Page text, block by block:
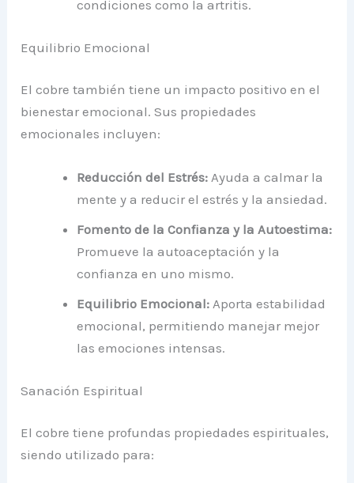
condiciones como la artritis.
Equilibrio Emocional
El cobre también tiene un impacto positivo en el
bienestar emocional. Sus propiedades
emocionales incluyen:
Reducción del Estrés: Ayuda a calmar la
mente y a reducir el estrés y la ansiedad.
Fomento de la Confianza y la Autoestima:
Promueve la autoaceptación y la
confianza en uno mismo.
Equilibrio Emocional: Aporta estabilidad
emocional, permitiendo manejar mejor
las emociones intensas.
Sanación Espiritual
El cobre tiene profundas propiedades espirituales,
siendo utilizado para: